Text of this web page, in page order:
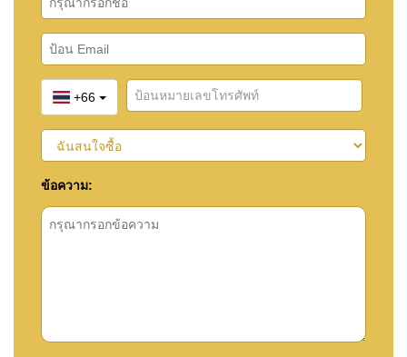
+66
ข้อความ: